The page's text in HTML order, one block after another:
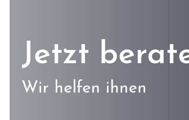
Jetzt
Wir helfen ihnen